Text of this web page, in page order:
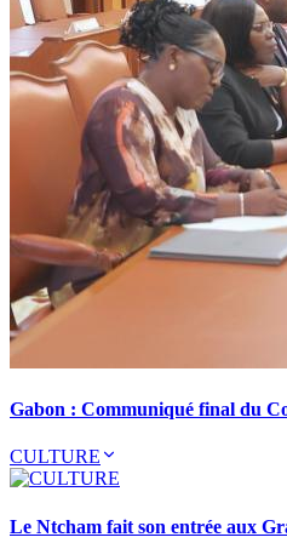
Gabon : Communiqué final du
CULTURE
Le Ntcham fait son entrée aux